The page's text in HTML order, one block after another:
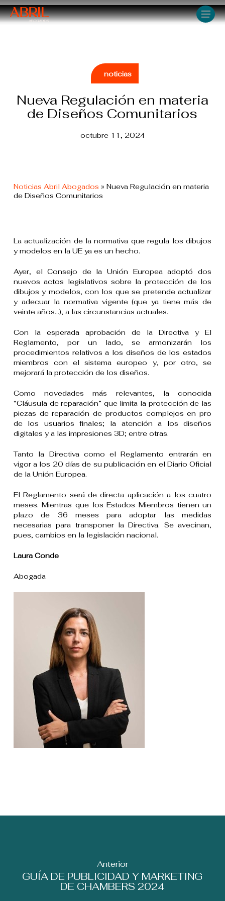
Skip
to
main
Menu
noticias
Nueva Regulación en materia
de Diseños Comunitarios
octubre 11, 2024
Noticias Abril Abogados » Nueva Regulación en materia
de Diseños Comunitarios
La actualización de la normativa que regula los dibujos
y modelos en la UE ya es un hecho.
Ayer, el Consejo de la Unión Europea adoptó dos
nuevos actos legislativos sobre la protección de los
dibujos y modelos, con los que se pretende actualizar
y adecuar la normativa vigente (que ya tiene más de
veinte años…), a las circunstancias actuales.
Con la esperada aprobación de la Directiva y El
Reglamento, por un lado, se armonizarán los
procedimientos relativos a los diseños de los estados
miembros con el sistema europeo y, por otro, se
mejorará la protección de los diseños.
Como novedades más relevantes, la conocida
“Cláusula de reparación” que limita la protección de las
piezas de reparación de productos complejos en pro
de los usuarios finales; la atención a los diseños
digitales y a las impresiones 3D; entre otras.
Tanto la Directiva como el Reglamento entrarán en
vigor a los 20 días de su publicación en el Diario Oficial
de la Unión Europea.
El Reglamento será de directa aplicación a los cuatro
meses. Mientras que los Estados Miembros tienen un
plazo de 36 meses para adoptar las medidas
necesarias para transponer la Directiva. Se avecinan,
pues, cambios en la legislación nacional.
Laura Conde
Abogada
Anterior
GUÍA DE PUBLICIDAD Y MARKETING
DE CHAMBERS 2024